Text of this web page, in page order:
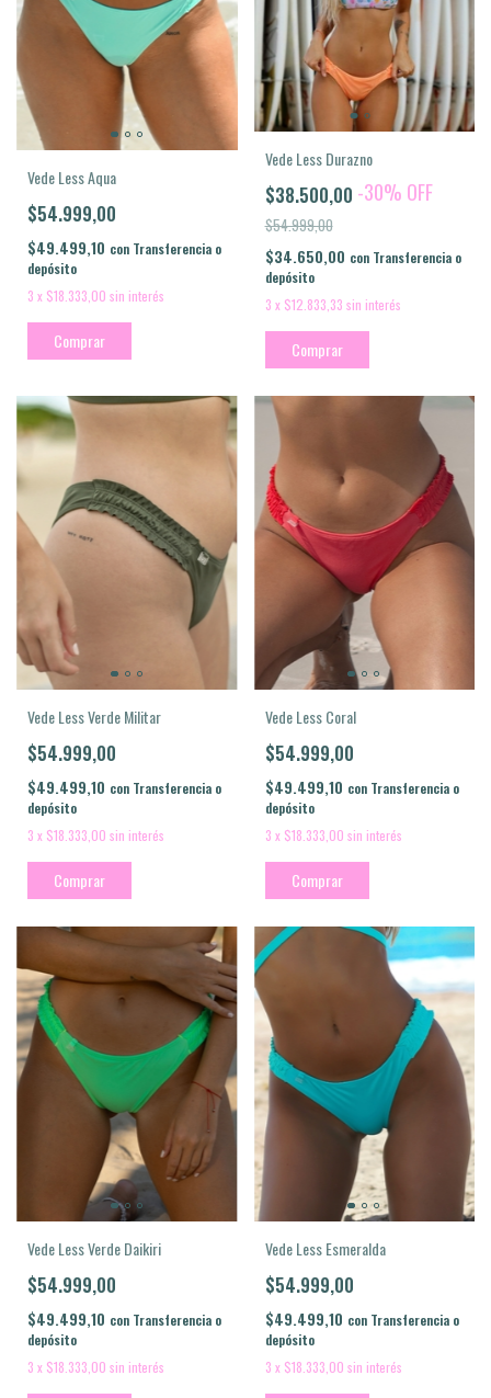
Vede Less Aqua
$54.999,00
$49.499,10 con Transferencia o
depósito
3 x $18.333,00 sin interés
Comprar
Vede Less Durazno
$38.500,00 -30% OFF
$54.999,00
$34.650,00 con Transferencia o
depósito
3 x $12.833,33 sin interés
Comprar
Vede Less Verde Militar
$54.999,00
$49.499,10 con Transferencia o
depósito
3 x $18.333,00 sin interés
Comprar
Vede Less Coral
$54.999,00
$49.499,10 con Transferencia o
depósito
3 x $18.333,00 sin interés
Comprar
Vede Less Verde Daikiri
$54.999,00
$49.499,10 con Transferencia o
depósito
3 x $18.333,00 sin interés
Vede Less Esmeralda
$54.999,00
$49.499,10 con Transferencia o
depósito
3 x $18.333,00 sin interés